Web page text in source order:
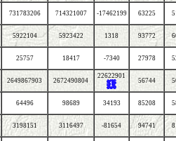
731783206 714321007 -17462199 63225
5922104 5923422 1318 93772
25757 18417 -7340 27978
2649867903 2672490804
22622901
56744
64496 98689 34193 85208
3198151 3116497 -81654 94741